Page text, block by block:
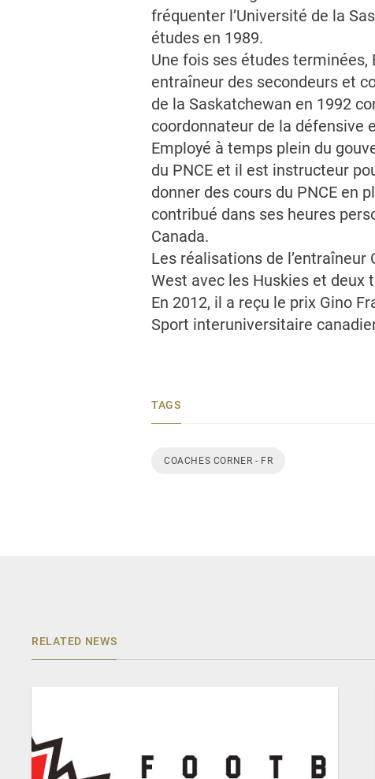
fréquenter l’Université de la
études en 1989.
Une fois ses études terminées,
entraîneur des secondeurs et
de la Saskatchewan en 1992
coordonnateur de la défensive
Employé à temps plein du
du PNCE et il est instructeur
donner des cours du PNCE en
contribué dans ses heures
Canada.
Les réalisations de
West avec les Huskies et deux
En 2012, il a reçu le prix Gino
Sport interuniversitaire
TAGS
COACHES CORNER - FR
RELATED NEWS